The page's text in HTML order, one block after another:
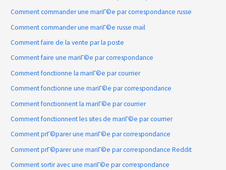
Comment commander une mariГ©e par correspondance russe
Comment commander une mariГ©e russe mail
Comment faire de la vente par la poste
Comment faire une mariГ©e par correspondance
Comment fonctionne la mariГ©e par courrier
Comment fonctionne une mariГ©e par correspondance
Comment fonctionnent la mariГ©e par courrier
Comment fonctionnent les sites de mariГ©e par courrier
Comment prГ©parer une mariГ©e par correspondance
Comment prГ©parer une mariГ©e par correspondance Reddit
Comment sortir avec une mariГ©e par correspondance